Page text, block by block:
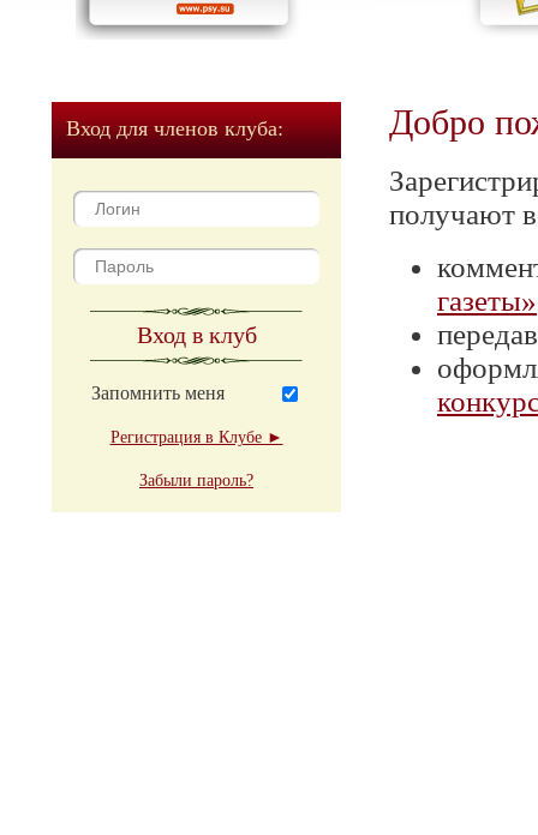
Вход для членов клуба:
Вход в клуб
Запомнить меня
Регистрация в Клубе ►
Забыли пароль?
Добро
получают
газеты»